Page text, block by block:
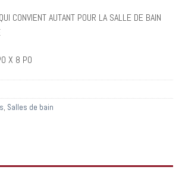
CONVIENT AUTANT POUR LA SALLE DE BAIN
X 8 PO
, Salles de bain